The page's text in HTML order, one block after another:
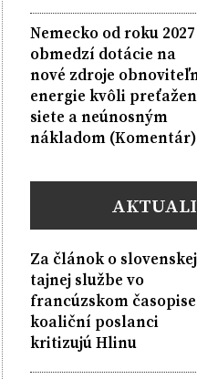
Nemecko od roku 2027
obmedzí dotácie na
nové zdroje
energie kvôli
siete a neúnosným
nákladom (Komentár)
Za článok o slovenskej
tajnej službe vo
francúzskom časopise
koaliční poslanci
kritizujú Hlinu